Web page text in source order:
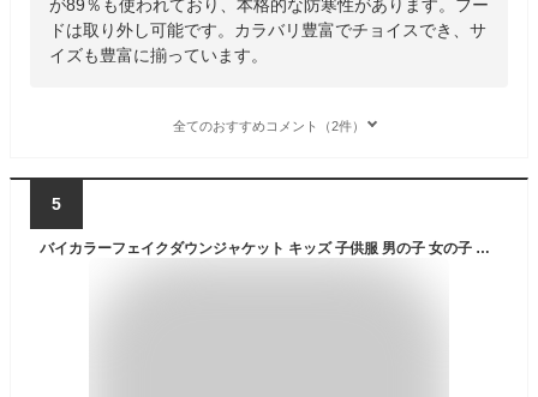
が89％も使われており、本格的な防寒性があります。フー
ドは取り外し可能です。カラバリ豊富でチョイスでき、サ
イズも豊富に揃っています。
全てのおすすめコメント（2件）
5
バイカラーフェイクダウンジャケット キッズ 子供服 男の子 女の子 中綿アウター 防寒 暖かい ジャンパー マウンテンジャケット 冬物 冬服 無地 切替 ジュニア 韓国子供服 110cm 120cm 130cm 140cm 150cm 160cm「944-103」